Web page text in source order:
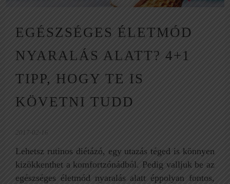
EGÉSZSÉGES ÉLETMÓD
NYARALÁS ALATT? 4+1
TIPP, HOGY TE IS
KÖVETNI TUDD
2017-02-16
Lehetsz rutinos diétázó, egy utazás téged is könnyen
kizökkenthet a komfortzónádból. Pedig valljuk be az
egészséges életmód nyaralás alatt éppolyan fontos,